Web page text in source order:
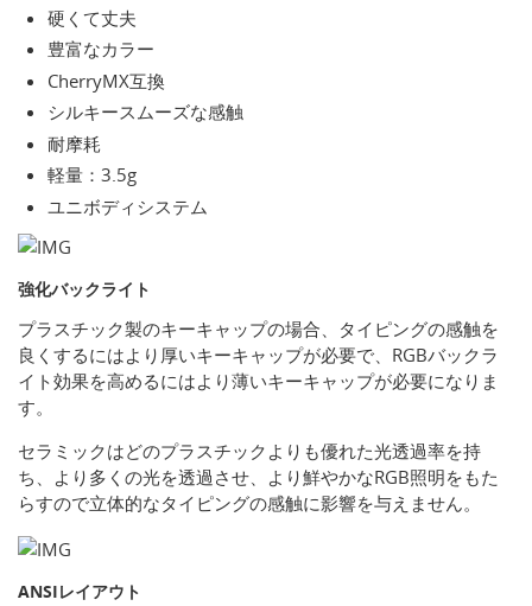
硬くて丈夫
豊富なカラー
CherryMX互換
シルキースムーズな感触
耐摩耗
軽量：3.5g
ユニボディシステム
強化バックライト
プラスチック製のキーキャップの場合、タイピングの感触を
良くするにはより厚いキーキャップが必要で、RGBバックラ
イト効果を高めるにはより薄いキーキャップが必要になりま
す。
セラミックはどのプラスチックよりも優れた光透過率を持
ち、より多くの光を透過させ、より鮮やかなRGB照明をもた
らすので立体的なタイピングの感触に影響を与えません。
ANSIレイアウト